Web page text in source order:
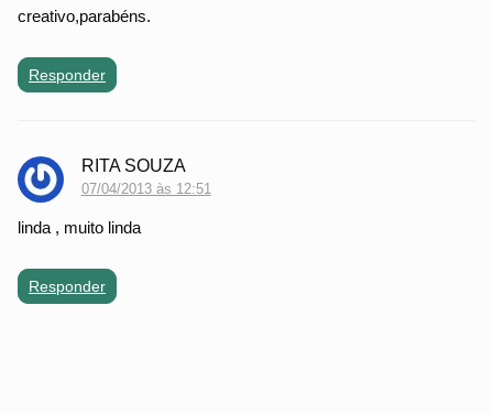
creativo,parabéns.
Responder
RITA SOUZA
07/04/2013 às 12:51
linda , muito linda
Responder